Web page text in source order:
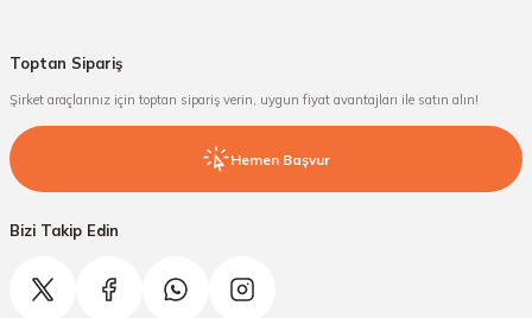
Toptan Sipariş
Şirket araçlarınız için toptan sipariş verin, uygun fiyat avantajları ile satın alın!
Hemen Başvur
Bizi Takip Edin